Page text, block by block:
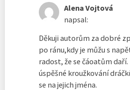
Alena Vojtová
napsal:
Děkuji autorům za dobré
po ránu,kdy je můžu s
radost, že se čáoatům daří.
úspěšné kroužkování
se na jejich jména.